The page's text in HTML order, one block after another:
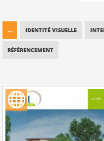
... IDENTITÉ VISUELLE
RÉFÉRENCEMENT